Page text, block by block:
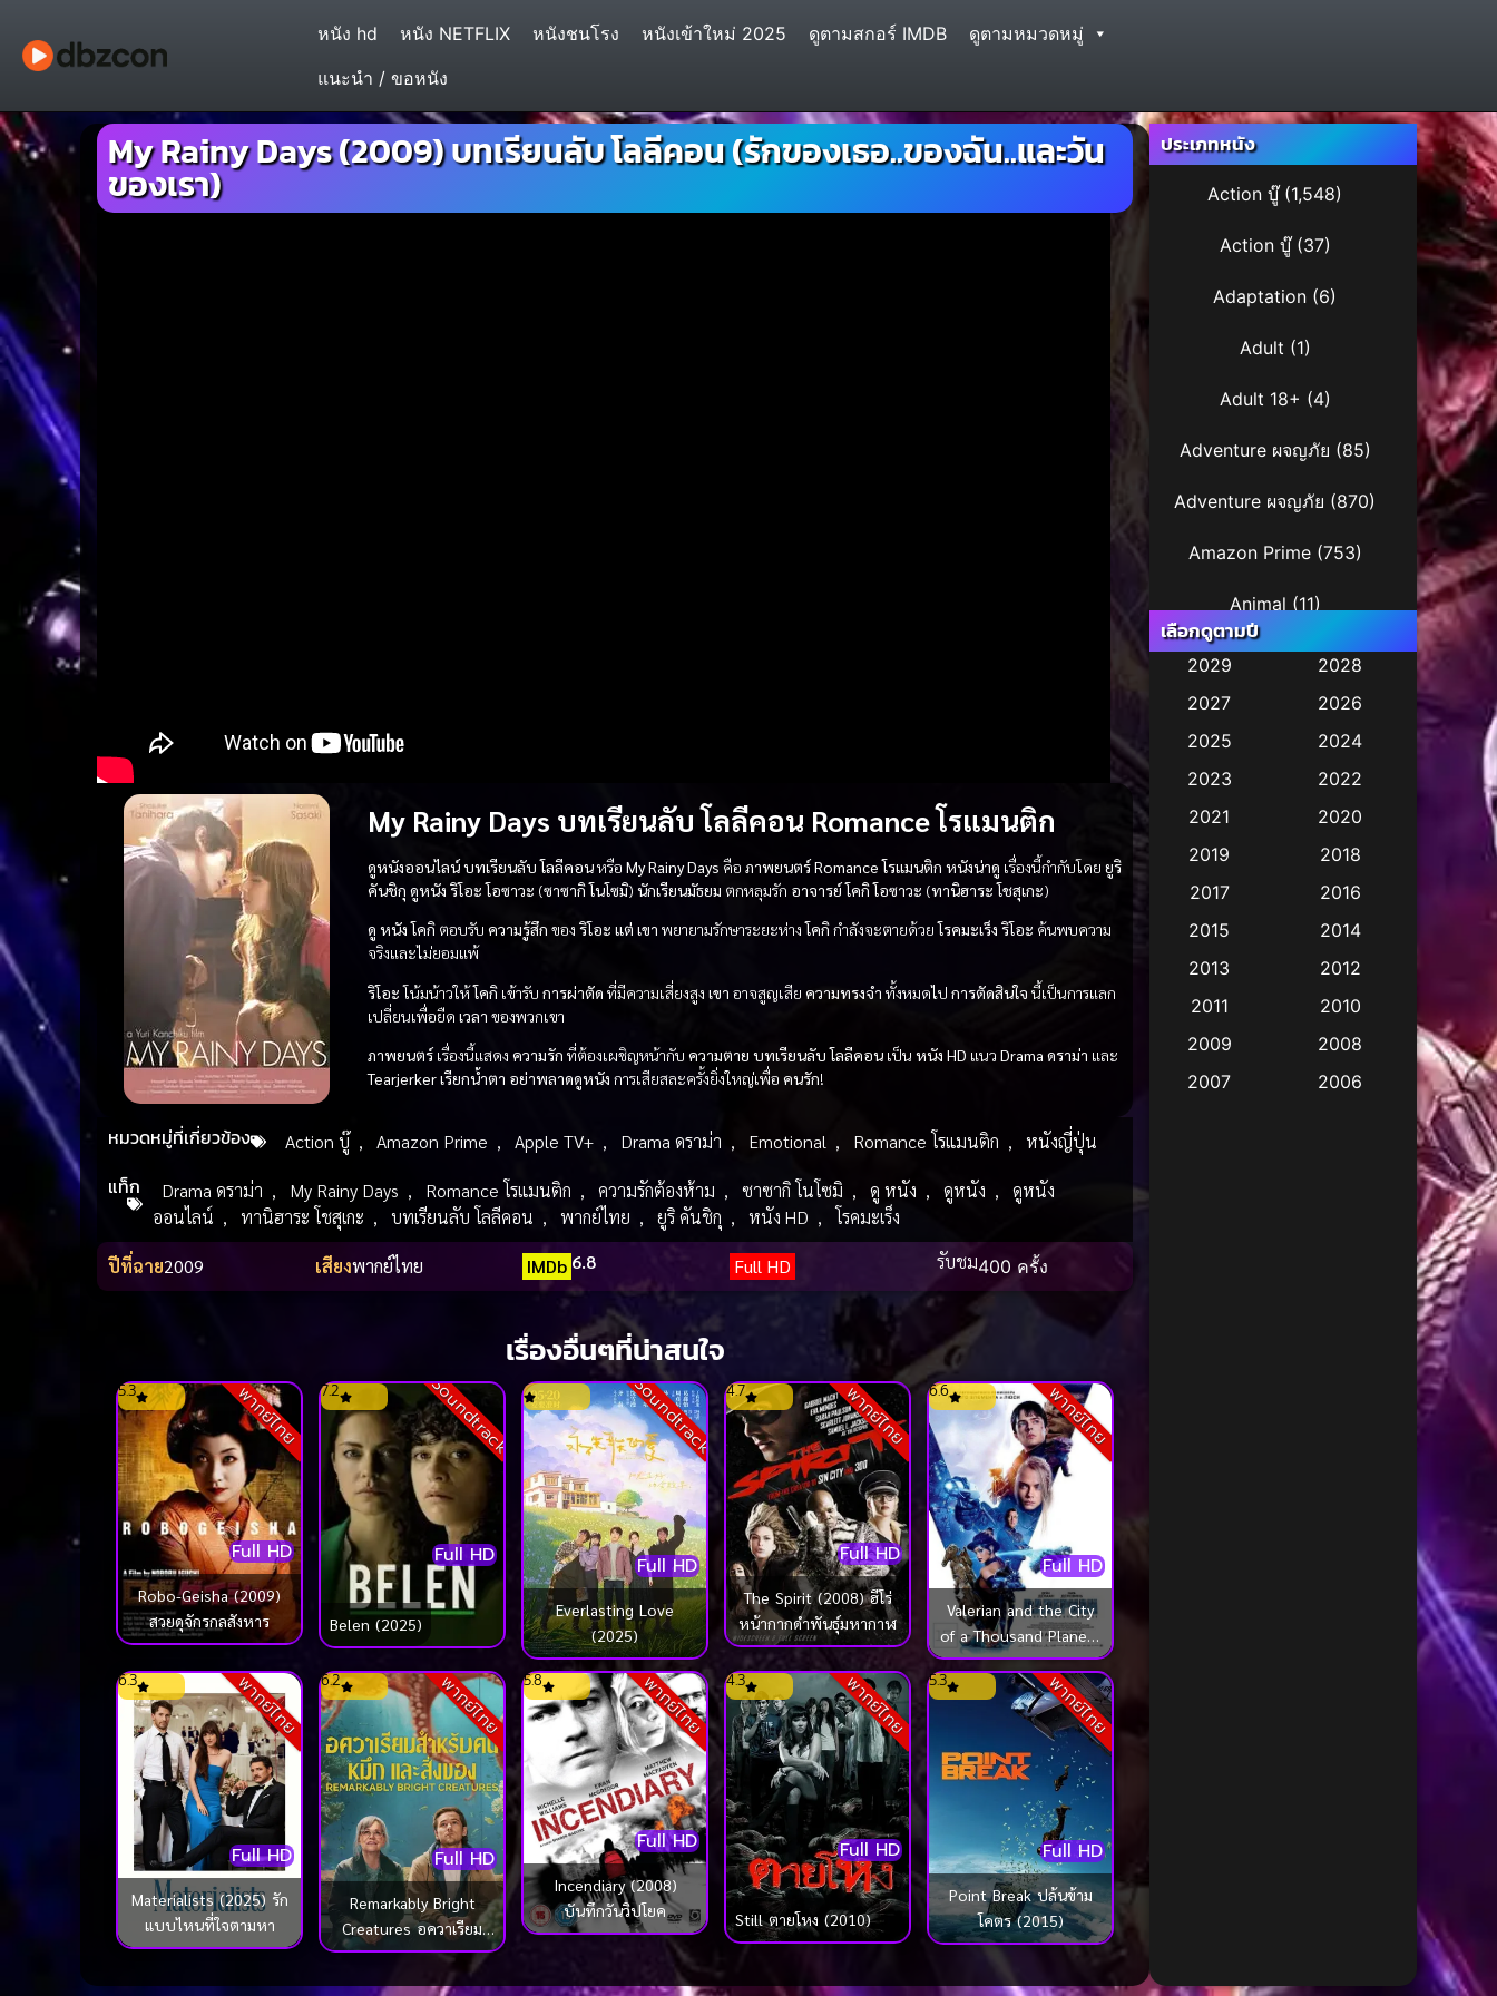
หนัง hd หนัง NETFLIX หนังชนโรง หนังเข้าใหม่ 2025 ดูตามสกอร์ IMDB
ดูตามหมวดหมู่
แนะนำ / ขอหนัง
My Rainy Days (2009) บทเรียนลับ โลลีคอน (รักของเธอ..ของฉัน..และวัน
ของเรา)
My Rainy Days บทเรียนลับ โลลีคอน Romance โรแมนติก
ดูหนังออนไลน์ บทเรียนลับ โลลีคอนหรือ My Rainy Days คือ ภาพยนตร์Romance โรแมนติก หนังน่าดู เรื่องนี้กำกับโดย ยูริ
คันชิกุ ดูหนัง ริโอะ โอซาวะ (ซาซากิ โนโซมิ) นักเรียนมัธยม ตกหลุมรัก อาจารย์โคกิ โอซาวะ (ทานิฮาระ โชสุเกะ)
ดู หนังโคกิตอบรับ ความรู้สึก ของ ริโอะ แต่ เขา พยายามรักษาระยะห่างโคกิกำลังจะตายด้วยโรคมะเร็ง ริโอะ ค้นพบความ
จริงและไม่ยอมแพ้
ริโอะโน้มน้าวให้โคกิเข้ารับ การผ่าตัด ที่มีความเสี่ยงสูง เขา อาจสูญเสีย ความทรงจำ ทั้งหมดไป การตัดสินใจ นี้เป็นการแลก
เปลี่ยนเพื่อยืด เวลา ของพวกเขา
ภาพยนตร์เรื่องนี้แสดง ความรัก ที่ต้องเผชิญหน้ากับ ความตาย บทเรียนลับ โลลีคอนเป็น หนัง HD แนว Drama ดราม่า และ
Tearjerker เรียกน้ำตา อย่าพลาดดูหนัง การเสียสละครั้งยิ่งใหญ่เพื่อ คนรัก!
หมวดหมู่ที่เกี่ยวข้อง Action บู๊ , Amazon Prime , Apple TV+ , Drama ดราม่า , Emotional , Romance โรแมนติก , หนังญี่ปุ่น
แท็ก Drama ดราม่า , My Rainy Days , Romance โรแมนติก , ความรักต้องห้าม , ซาซากิ โนโซมิ , ดู หนัง , ดูหนัง ,
ดูหนัง
ออนไลน์ , ทานิฮาระ โชสุเกะ , บทเรียนลับ โลลีคอน , พากย์ไทย , ยูริ คันชิกุ , หนัง HD , โรคมะเร็ง
ปีที่ฉาย2009 เสียงพากย์ไทย IMDb 6.8 Full HD รับชม400 ครั้ง
เรื่องอื่นๆที่น่าสนใจ
พากย์ไทย
Full HD
5.3
Robo-Geisha (2009)
สวยดุจักรกลสังหาร
Soundtrack
Full HD
7.2
Belen (2025)
Soundtrack
Full HD
Everlasting Love
(2025)
พากย์ไทย
Full HD
4.7
The Spirit (2008) ฮีโร่
หน้ากากดำพันธุ์มหากาฬ
พากย์ไทย
Full HD
6.6
Valerian and the City
of a Thousand Planets
วาเลเรียน พลิกจักรวาล
(2017)
พากย์ไทย
Full HD
6.3
Materialists (2025) รัก
แบบไหนที่ใจตามหา
พากย์ไทย
Full HD
6.2
Remarkably Bright
Creatures อควาเรียม
สำหรับคน หมึก และ
พากย์ไทย
Full HD
5.8
Incendiary (2008)
บันทึกวันวิปโยค
พากย์ไทย
Full HD
4.3
Still ตายโหง (2010)
พากย์ไทย
Full HD
5.3
Point Break ปล้นข้าม
โคตร (2015)
ประเภทหนัง
Action บู๊(1,548)
Action บู๊(37)
Adaptation (6)
Adult (1)
Adult 18+ (4)
Adventure ผจญภัย (85)
Adventure ผจญภัย (870)
Amazon Prime(753)
Animal (11)
Animation การ์ตูน(241)
Animation การ์ตูน(29)
Animation อนิเมชั่น(1)
Animation แอนิเมชัน (1)
Anthology (2)
Apple TV (17)
เลือกดูตามปี
2029
2028
2027
2026
2025
2024
2023
2022
2021
2020
2019
2018
2017
2016
2015
2014
2013
2012
2011
2010
2009
2008
2007
2006